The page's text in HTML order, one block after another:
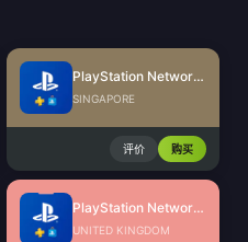
PlayStation Network Card (SG)
SINGAPORE
评价 购买
PlayStation Network Card (UK)
UNITED KINGDOM